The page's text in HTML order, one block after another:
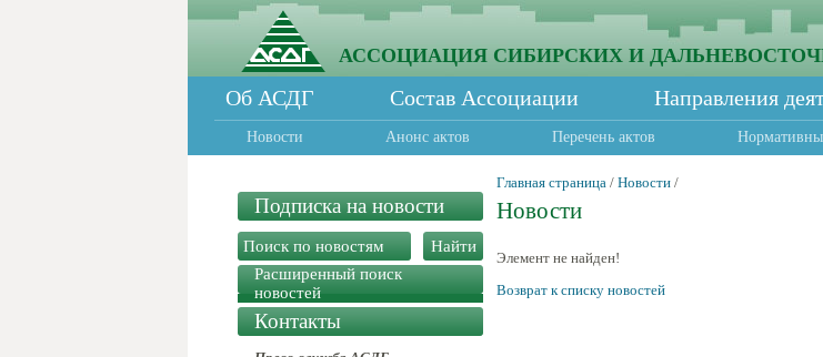
АССОЦИАЦИЯ СИБИРСКИХ И
Об АСДГ Состав Ассоциации Направления
Новости Анонс актов Перечень актов
Подписка на новости
Расширенный поиск
новостей
Контакты
Главная страница / Новости /
Новости
Элемент не найден!
Возврат к списку новостей